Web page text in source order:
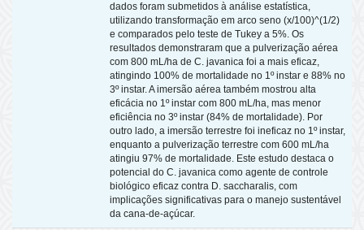
dados foram submetidos à análise estatística,
utilizando transformação em arco seno (x/100)^(1/2)
e comparados pelo teste de Tukey a 5%. Os
resultados demonstraram que a pulverização aérea
com 800 mL/ha de C. javanica foi a mais eficaz,
atingindo 100% de mortalidade no 1º instar e 88% no
3º instar. A imersão aérea também mostrou alta
eficácia no 1º instar com 800 mL/ha, mas menor
eficiência no 3º instar (84% de mortalidade). Por
outro lado, a imersão terrestre foi ineficaz no 1º instar,
enquanto a pulverização terrestre com 600 mL/ha
atingiu 97% de mortalidade. Este estudo destaca o
potencial do C. javanica como agente de controle
biológico eficaz contra D. saccharalis, com
implicações significativas para o manejo sustentável
da cana-de-açúcar.